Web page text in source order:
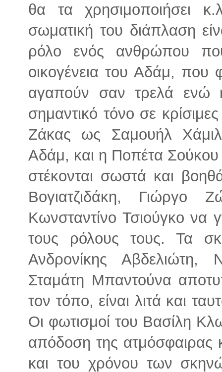
θα τα χρησιμοποιήσει
σωματική του διάπλαση
ρόλο ενός ανθρώπου
οικογένεια του Αδάμ, που
αγαπούν σαν τρελά ενώ
σημαντικό τόνο σε
Ζάκας ως Σαμουήλ
Αδάμ, και η Ποπέτα
στέκονται σωστά και
Βογιατζιδάκη, Γιώργο
Κωνσταντίνο Τσιούγκο να
τους ρόλους τους. Τα
Ανδρονίκης Αβδελιώτη,
Σταμάτη Μπαντούνα
τον τόπο, είναι λιτά και
Οι φωτισμοί του Βασίλη
απόδοση της ατμόσφαιρας
και του χρόνου των